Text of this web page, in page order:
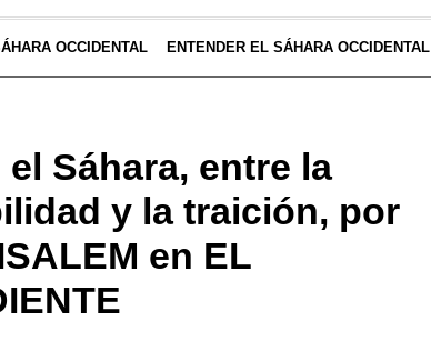
OCCIDENTAL ENTENDER EL SÁHARA OCCIDENTAL
Sáhara, entre la
y la traición, por
en EL